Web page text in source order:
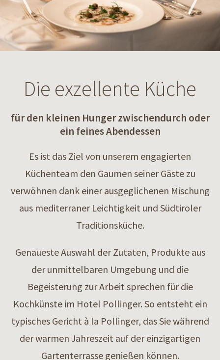
Die exzellente Küche
für den kleinen Hunger zwischendurch oder
ein feines Abendessen
Es ist das Ziel von unserem engagierten
Küchenteam den Gaumen seiner Gäste zu
verwöhnen dank einer ausgeglichenen Mischung
aus mediterraner Leichtigkeit und Südtiroler
Traditionsküche.
Genaueste Auswahl der Zutaten, Produkte aus
der unmittelbaren Umgebung und die
Begeisterung zur Arbeit sprechen für die
Kochkünste im Hotel Pollinger. So entsteht ein
typisches Gericht à la Pollinger, das Sie während
der warmen Jahreszeit auf der einzigartigen
Gartenterrasse genießen können.